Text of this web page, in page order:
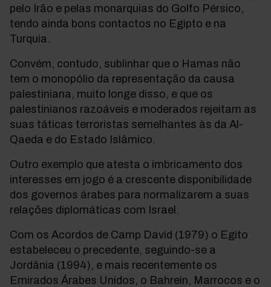
pelo Irão e pelas monarquias do Golfo Pérsico,
tendo ainda bons contactos no Egipto e na
Turquia.
Convém, contudo, sublinhar que o Hamas não
tem o monopólio da representação da causa
palestiniana, muito longe disso, e que os
palestinianos razoáveis e moderados rejeitam as
suas táticas terroristas semelhantes às da Al-
Qaeda e do Estado Islâmico.
Outro exemplo que atesta o imbricamento dos
interesses em jogo é a crescente disponibilidade
dos governos árabes para normalizarem a suas
relações diplomáticas com Israel.
Com os Acordos de Camp David (1979) o Egito
estabeleceu o precedente, seguindo-se a
Jordânia (1994), e mais recentemente os
Emirados Árabes Unidos, o Bahrein, Marrocos e o